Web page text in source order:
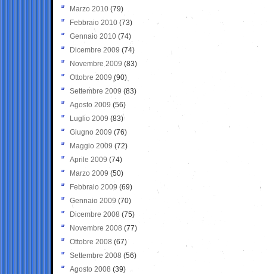
Marzo 2010 (79)
Febbraio 2010 (73)
Gennaio 2010 (74)
Dicembre 2009 (74)
Novembre 2009 (83)
Ottobre 2009 (90)
Settembre 2009 (83)
Agosto 2009 (56)
Luglio 2009 (83)
Giugno 2009 (76)
Maggio 2009 (72)
Aprile 2009 (74)
Marzo 2009 (50)
Febbraio 2009 (69)
Gennaio 2009 (70)
Dicembre 2008 (75)
Novembre 2008 (77)
Ottobre 2008 (67)
Settembre 2008 (56)
Agosto 2008 (39)